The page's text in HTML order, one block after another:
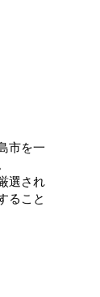
市を一
選され
ること